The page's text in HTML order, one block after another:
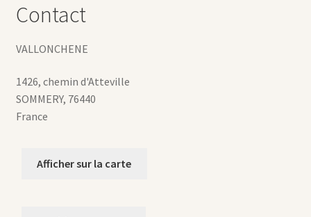
Contact
VALLONCHENE
1426, chemin d'Atteville
SOMMERY, 76440
France
Afficher sur la carte